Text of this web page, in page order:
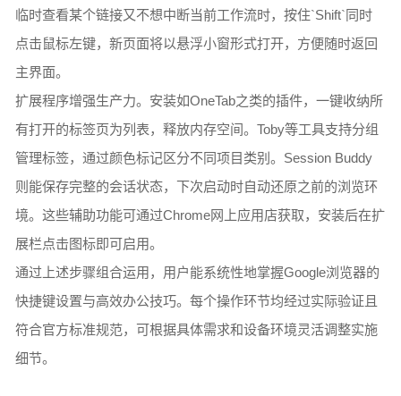
临时查看某个链接又不想中断当前工作流时，按住`Shift`同时
点击鼠标左键，新页面将以悬浮小窗形式打开，方便随时返回
主界面。
扩展程序增强生产力。安装如OneTab之类的插件，一键收纳所
有打开的标签页为列表，释放内存空间。Toby等工具支持分组
管理标签，通过颜色标记区分不同项目类别。Session Buddy
则能保存完整的会话状态，下次启动时自动还原之前的浏览环
境。这些辅助功能可通过Chrome网上应用店获取，安装后在扩
展栏点击图标即可启用。
通过上述步骤组合运用，用户能系统性地掌握Google浏览器的
快捷键设置与高效办公技巧。每个操作环节均经过实际验证且
符合官方标准规范，可根据具体需求和设备环境灵活调整实施
细节。